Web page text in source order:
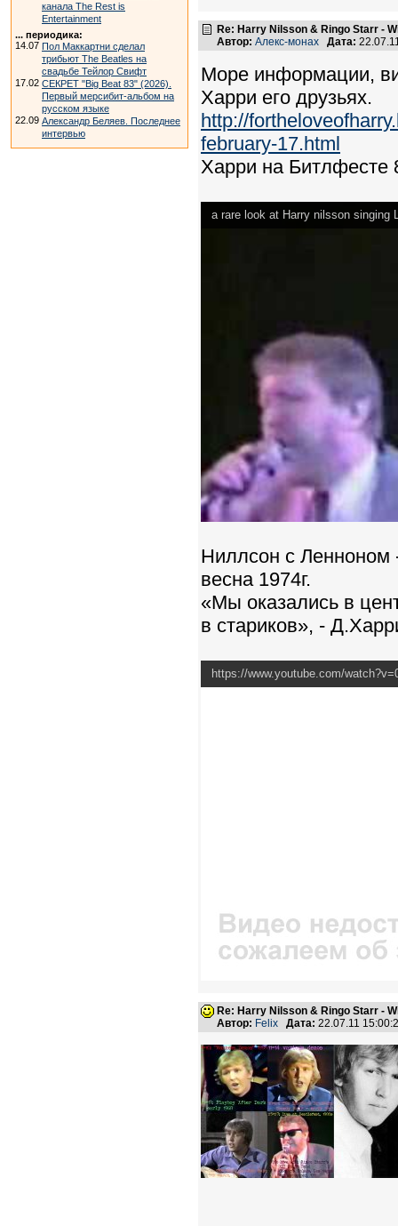
канала The Rest is
Entertainment
... периодика:
14.07 Пол Маккартни сделал
трибьют The Beatles на
свадьбе Тейлор Свифт
17.02 СЕКРЕТ "Big Beat 83" (2026).
Первый мерсибит-альбом на
русском языке
22.09 Александр Беляев. Последнее
интервью
Re: Harry Nilsson & Ringo Starr -
Автор: Алекс-монах Дата:
Море информации,
Харри его друзьях.
http://
february-17.html
Харри на Битлфесте
a rare look at Harry nilsson singing
Ниллсон с Ленноном
весна 1974г.
«Мы оказались в
в стариков», -
https://www.youtube.com/
Re: Harry Nilsson & Ringo Starr -
Автор: Felix Дата: 22.07.11